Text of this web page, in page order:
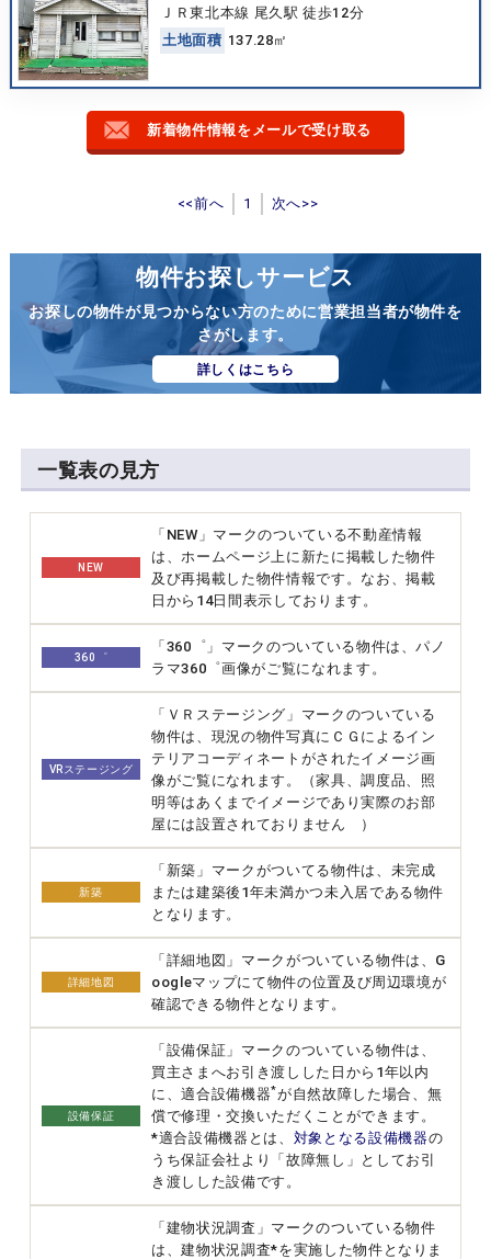
ＪＲ東北本線 尾久駅 徒歩12分
土地面積 137.28㎡
新着物件情報をメールで受け取る
<<前へ 1 次へ>>
物件お探しサービス
お探しの物件が見つからない方のために営業担当者が物件を
さがします。
詳しくはこちら
一覧表の見方
NEW
「NEW」マークのついている不動産情報
は、ホームページ上に新たに掲載した物件
及び再掲載した物件情報です。なお、掲載
日から14日間表示しております。
360゜
「360゜」マークのついている物件は、パノ
ラマ360゜画像がご覧になれます。
VRステージング
「ＶＲステージング」マークのついている
物件は、現況の物件写真にＣＧによるイン
テリアコーディネートがされたイメージ画
像がご覧になれます。（家具、調度品、照
明等はあくまでイメージであり実際のお部
屋には設置されておりません ）
新築
「新築」マークがついてる物件は、未完成
または建築後1年未満かつ未入居である物件
となります。
詳細地図
「詳細地図」マークがついている物件は、G
oogleマップにて物件の位置及び周辺環境が
確認できる物件となります。
設備保証
「設備保証」マークのついている物件は、
買主さまへお引き渡しした日から1年以内
に、適合設備機器*が自然故障した場合、無
償で修理・交換いただくことができます。
*適合設備機器とは、 対象となる設備機器の
うち保証会社より「故障無し」としてお引
き渡しした設備です。
「建物状況調査」マークのついている物件
は、建物状況調査*を実施した物件となりま